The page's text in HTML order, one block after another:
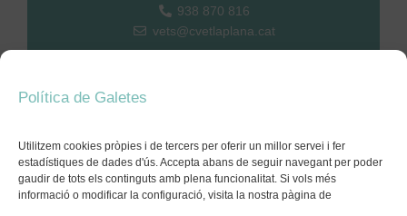
Política de Galetes
Utilitzem cookies pròpies i de tercers per oferir un millor servei i fer
estadístiques de dades d'ús. Accepta abans de seguir navegant per poder
gaudir de tots els continguts amb plena funcionalitat. Si vols més
informació o modificar la configuració, visita la nostra pàgina de
938 870 816
vets@cvetlaplana.cat
Envia’ns el teu missatge a través del nostre formulari
web